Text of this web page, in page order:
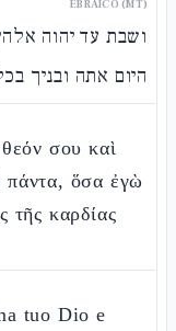
EBRAICO (MT)
ושבת עד יהוה
היום אתה ובניך
σου καὶ
πάντα, ὅσα ἐγὼ
τῆς καρδίας
tuo Dio e